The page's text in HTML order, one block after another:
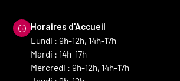
Horaires d'Accueil
Lundi : 9h-12h, 14h-17h
Mardi : 14h-17h
Mercredi : 9h-12h, 14h-17h